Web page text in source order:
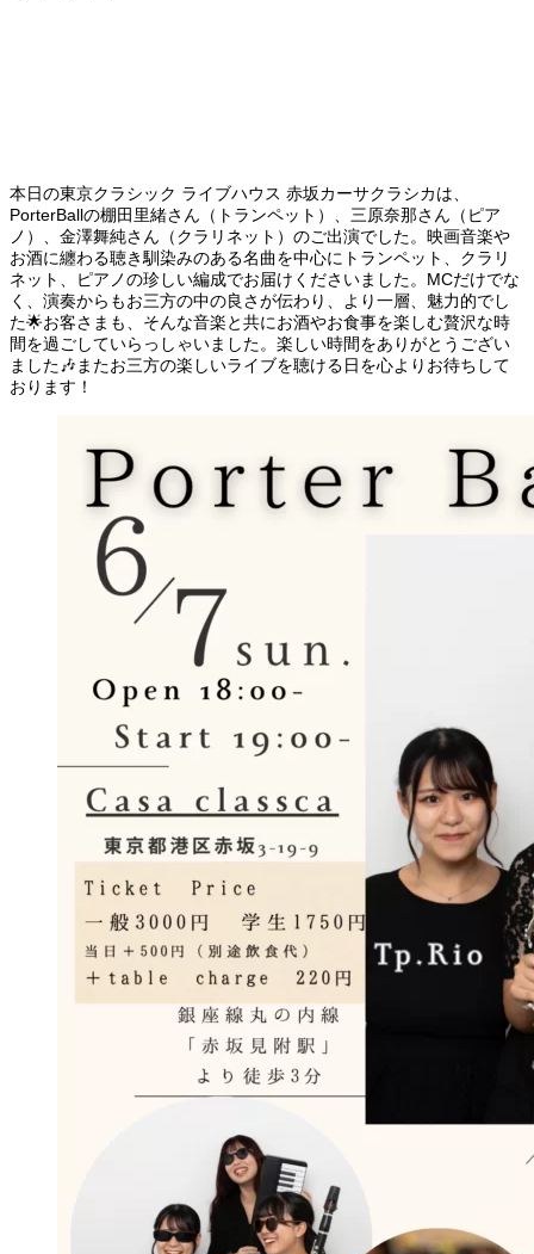
本日の東京クラシック ライブハウス 赤坂カーサクラシカは、
PorterBallの棚田里緒さん（トランペット）、三原奈那さん（ピア
ノ）、金澤舞純さん（クラリネット）のご出演でした。映画音楽や
お酒に纏わる聴き馴染みのある名曲を中心にトランペット、クラリ
ネット、ピアノの珍しい編成でお届けくださいました。MCだけでな
く、演奏からもお三方の中の良さが伝わり、より一層、魅力的でし
た🌟お客さまも、そんな音楽と共にお酒やお食事を楽しむ贅沢な時
間を過ごしていらっしゃいました。楽しい時間をありがとうござい
ました🎶またお三方の楽しいライブを聴ける日を心よりお待ちして
おります！